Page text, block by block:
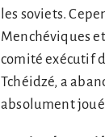
les soviets.
Menchéviques
comité exécutif
Tchéidzé, a
absolument